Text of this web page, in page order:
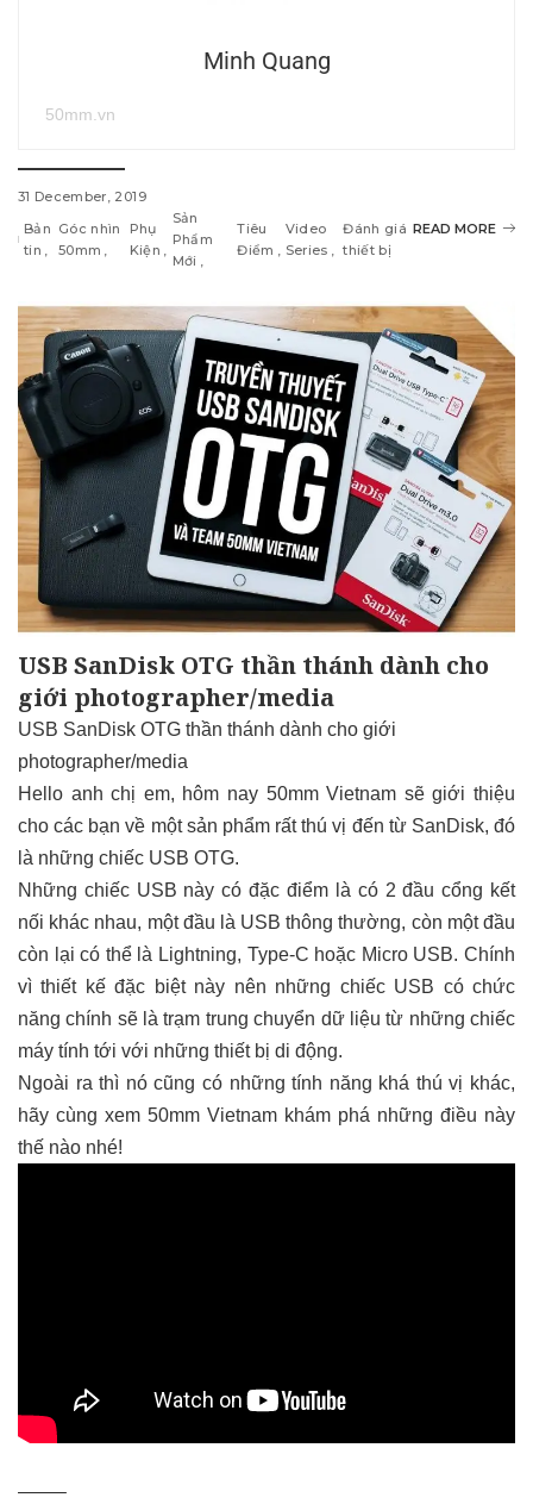
Minh Quang
50mm.vn
31 December, 2019
Bản
tin
Góc nhìn
50mm
Phụ
Kiện
Sản
Phẩm
Mới
Tiêu
Điểm
Video
Series
Đánh giá
thiết bị
READ MORE
USB SanDisk OTG thần thánh dành cho
giới photographer/media
USB SanDisk OTG thần thánh dành cho giới
photographer/media
Hello anh chị em, hôm nay 50mm Vietnam sẽ giới thiệu
cho các bạn về một sản phẩm rất thú vị đến từ SanDisk, đó
là những chiếc USB OTG.
Những chiếc USB này có đặc điểm là có 2 đầu cổng kết
nối khác nhau, một đầu là USB thông thường, còn một đầu
còn lại có thể là Lightning, Type-C hoặc Micro USB. Chính
vì thiết kế đặc biệt này nên những chiếc USB có chức
năng chính sẽ là trạm trung chuyển dữ liệu từ những chiếc
máy tính tới với những thiết bị di động.
Ngoài ra thì nó cũng có những tính năng khá thú vị khác,
hãy cùng xem 50mm Vietnam khám phá những điều này
thế nào nhé!
——–